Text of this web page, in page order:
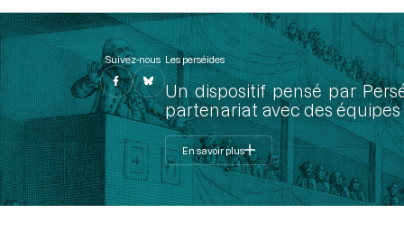
Suivez-nous Les perséides
Un dispositif pensé par
partenariat avec des
En savoir plus